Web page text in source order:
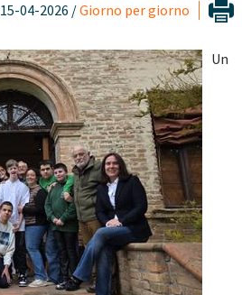
15-04-2026 /Giorno per giorno
Un